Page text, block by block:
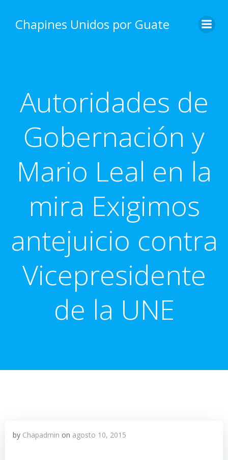
content
Chapines Unidos por Guate
Autoridades de
Gobernación y
Mario Leal en la
mira Exigimos
antejuicio contra
Vicepresidente
de la UNE
by Chapadmin on agosto 10, 2015